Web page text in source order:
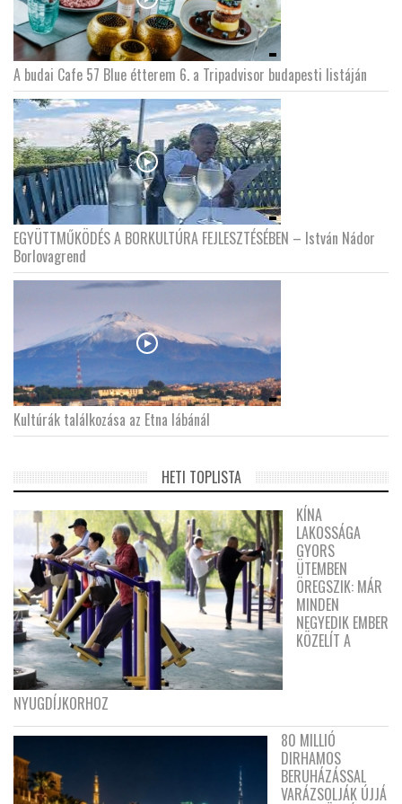
A budai Cafe 57 Blue étterem 6. a Tripadvisor budapesti listáján
EGYÜTTMŰKÖDÉS A BORKULTÚRA FEJLESZTÉSÉBEN – István Nádor
Borlovagrend
Kultúrák találkozása az Etna lábánál
HETI TOPLISTA
KÍNA
LAKOSSÁGA
GYORS
ÜTEMBEN
ÖREGSZIK: MÁR
MINDEN
NEGYEDIK EMBER
KÖZELÍT A
NYUGDÍJKORHOZ
80 MILLIÓ
DIRHAMOS
BERUHÁZÁSSAL
VARÁZSOLJÁK ÚJJÁ